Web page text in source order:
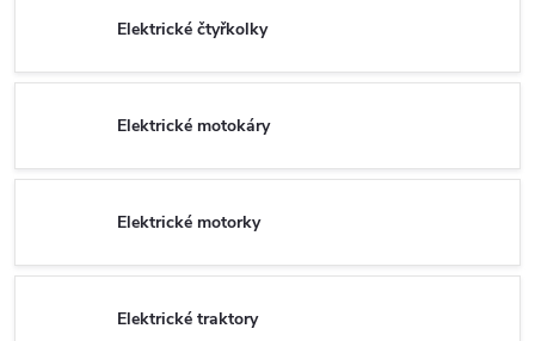
Elektrické čtyřkolky
Elektrické motokáry
Elektrické motorky
Elektrické traktory